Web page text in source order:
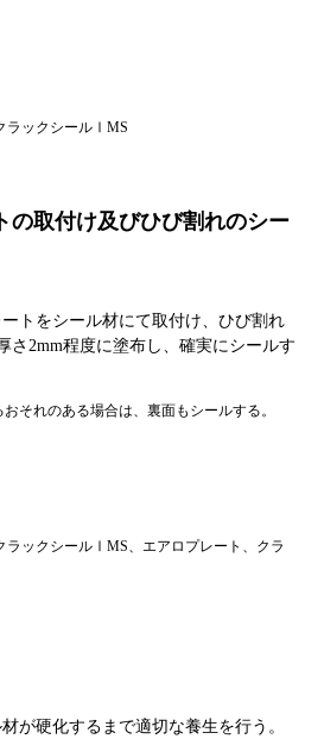
ラックシールⅠMS
の取付け及びひび割れのシー
トをシール材にて取付け、ひび割れ
さ2mm程度に塗布し、確実にシールす
それのある場合は、裏面もシールする。
ラックシールⅠMS、エアロプレート、クラ
が硬化するまで適切な養生を行う。